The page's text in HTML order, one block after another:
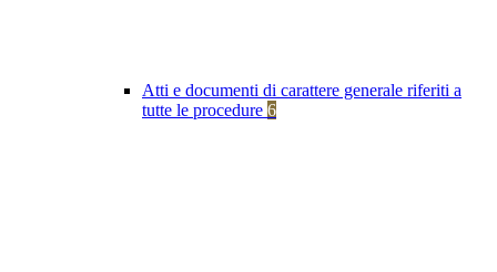
Atti e documenti di carattere generale riferiti a
tutte le procedure 6